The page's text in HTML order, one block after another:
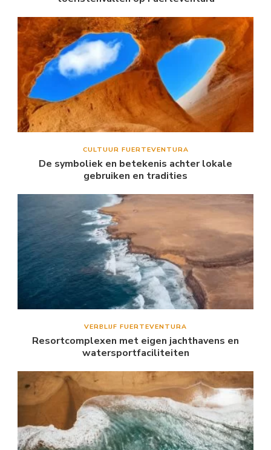
CULTUUR FUERTEVENTURA
De symboliek en betekenis achter lokale
gebruiken en tradities
VERBLIJF FUERTEVENTURA
Resortcomplexen met eigen jachthavens en
watersportfaciliteiten